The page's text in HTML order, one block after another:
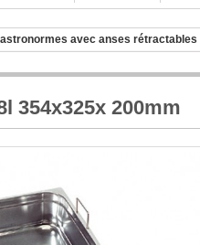
avec anses rétractables
354x325x 200mm